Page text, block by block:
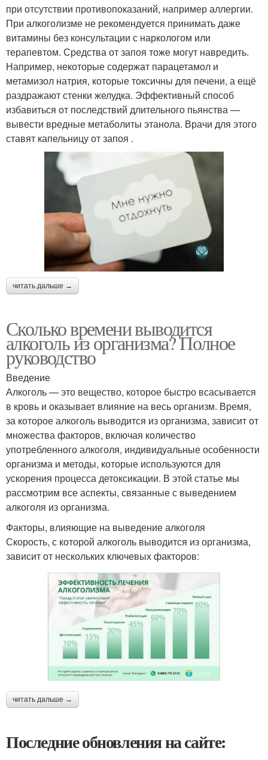
при отсутствии противопоказаний, например аллергии.
При алкоголизме не рекомендуется принимать даже
витамины без консультации с наркологом или
терапевтом. Средства от запоя тоже могут навредить.
Например, некоторые содержат парацетамол и
метамизол натрия, которые токсичны для печени, а ещё
раздражают стенки желудка. Эффективный способ
избавиться от последствий длительного пьянства —
вывести вредные метаболиты этанола. Врачи для этого
ставят капельницу от запоя .
читать дальше →
Сколько времени выводится
алкоголь из организма? Полное
руководство
Введение
Алкоголь — это вещество, которое быстро всасывается
в кровь и оказывает влияние на весь организм. Время,
за которое алкоголь выводится из организма, зависит от
множества факторов, включая количество
употребленного алкоголя, индивидуальные особенности
организма и методы, которые используются для
ускорения процесса детоксикации. В этой статье мы
рассмотрим все аспекты, связанные с выведением
алкоголя из организма.
Факторы, влияющие на выведение алкоголя
Скорость, с которой алкоголь выводится из организма,
зависит от нескольких ключевых факторов:
читать дальше →
Последние обновления на сайте: